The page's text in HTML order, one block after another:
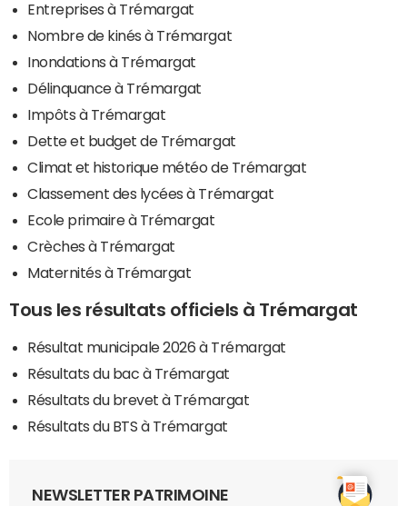
Entreprises à Trémargat
Nombre de kinés à Trémargat
Inondations à Trémargat
Délinquance à Trémargat
Impôts à Trémargat
Dette et budget de Trémargat
Climat et historique météo de Trémargat
Classement des lycées à Trémargat
Ecole primaire à Trémargat
Crèches à Trémargat
Maternités à Trémargat
Tous les résultats officiels à Trémargat
Résultat municipale 2026 à Trémargat
Résultats du bac à Trémargat
Résultats du brevet à Trémargat
Résultats du BTS à Trémargat
NEWSLETTER PATRIMOINE